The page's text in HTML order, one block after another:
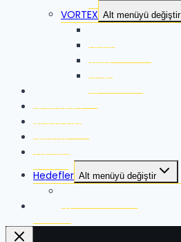
VORTEX Alt menüyü değiştir
Golden Eagle
Viper
Strike Eagle
RangeFinders
Binoculars
Monoculars
Spotter
Tripods
Hedefler Alt menüyü değiştir
Mağaza